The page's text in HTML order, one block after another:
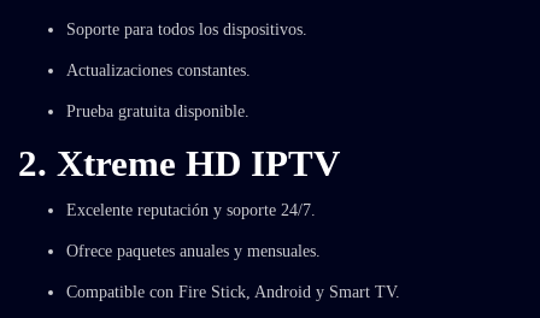
Soporte para todos los dispositivos.
Actualizaciones constantes.
Prueba gratuita disponible.
2. Xtreme HD IPTV
Excelente reputación y soporte 24/7.
Ofrece paquetes anuales y mensuales.
Compatible con Fire Stick, Android y Smart TV.